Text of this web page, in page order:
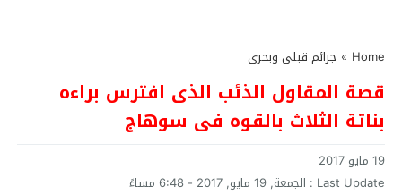
Home
» جرائم قبلى وبحرى
قصة المقاول الذئب الذى افترس براءه
بناتة الثلاث بالقوه فى سوهاج
19 مايو 2017
Last Update : الجمعة, 19 مايو, 2017 - 6:48 مساءً